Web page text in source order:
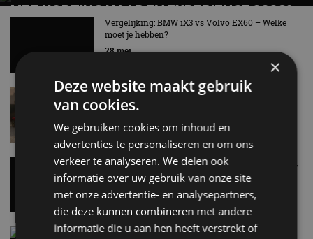
MET KORTING NAAR EV EXPERIENCE 2026?
AUTORAI REGELT HET!
EV Experience 2026 van 24 tot 26 september
Vergelijking: BMW iX3 vs Volvo EX60 – Welke
moet je hebben?
28 mei
Lamborghini Revuelto eert 60 jaar Miura met
speciale editie
Carbon fibre op je laadkabel: nergens voor nodig,
en precies daarom geweldig
5 aug
Hennessey Blackbird krijgt atmosferische V8 en
×
Deze website maakt gebruik
van cookies.
We gebruiken cookies om inhoud en
advertenties te personaliseren en om ons
verkeer te analyseren. We delen ook
informatie over uw gebruik van onze site
met onze advertentie- en analysepartners,
die deze kunnen combineren met andere
informatie die u aan hen heeft verstrekt of